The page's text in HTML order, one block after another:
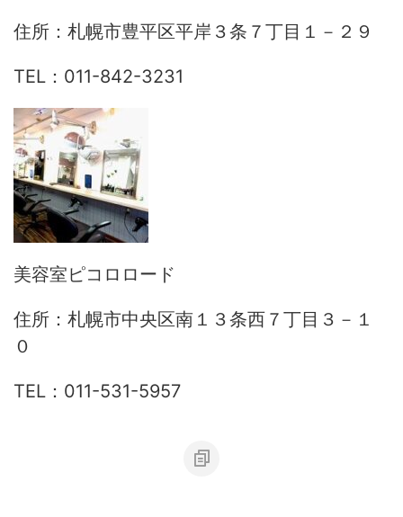
住所：札幌市豊平区平岸３条７丁目１－２９
TEL：011-842-3231
美容室ピコロロード
住所：札幌市中央区南１３条西７丁目３－１
０
TEL：011-531-5957